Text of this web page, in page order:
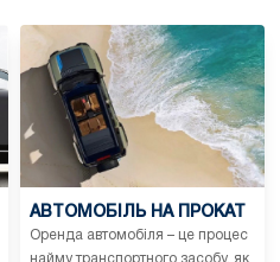
АВТОМОБІЛЬ НА ПРОКАТ
Оренда автомобіля – це процес
найму транспортного засобу, як